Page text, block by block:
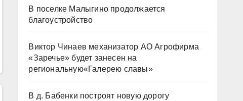
В поселке Малыгино продолжается
благоустройство
Виктор Чинаев механизатор АО Агрофирма
«Заречье» будет занесен на
региональную«Галерею славы»
В д. Бабенки построят новую дорогу